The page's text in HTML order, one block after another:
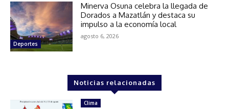
Deportes
Minerva Osuna celebra la llegada de
Dorados a Mazatlán y destaca su
impulso a la economía local
agosto 6, 2026
Noticias relacionadas
Clima